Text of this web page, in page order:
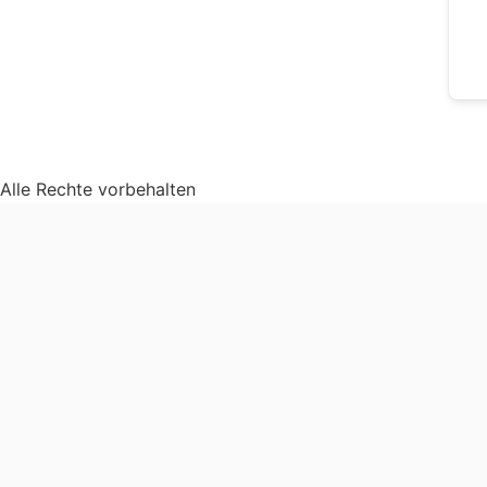
Alle Rechte vorbehalten